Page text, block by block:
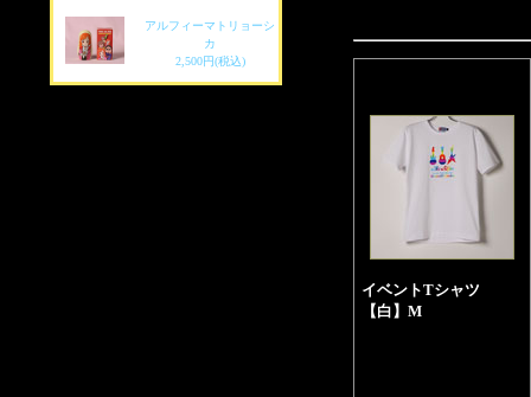
アルフィーマトリョーシ
カ
2,500円(税込)
イベントTシャツ
【白】M